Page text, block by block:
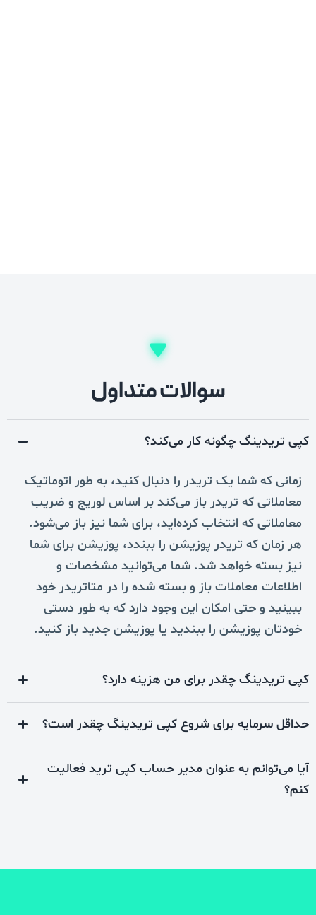
سوالات متداول
کپی تریدینگ‌ چگونه کار می‌کند؟
زمانی که شما یک تریدر را دنبال کنید، به طور اتوماتیک
معاملاتی که تریدر باز می‌کند بر اساس لوریج و ضریب
معاملاتی که انتخاب کرده‌اید، برای شما نیز باز می‌شود.
هر زمان که تریدر پوزیشن را ببندد، پوزیشن برای شما
نیز بسته خواهد شد. شما می‌توانید مشخصات و
اطلاعات معاملات باز و بسته شده را در متاتریدر خود
ببینید و حتی امکان این وجود دارد که به طور دستی
خودتان پوزیشن را ببندید یا پوزیشن جدید باز کنید.
کپی تریدینگ چقدر برای من هزینه دارد؟
حداقل سرمایه برای شروع کپی تریدینگ چقدر است؟
آیا می‌توانم به عنوان مدیر حساب کپی ترید فعالیت
کنم؟